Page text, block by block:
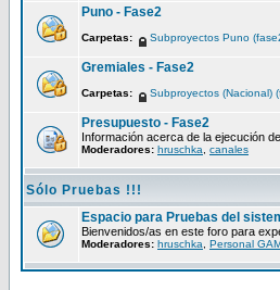
Puno - Fase2
Carpetas: Subproyectos Puno
Gremiales - Fase2
Carpetas: Subproyectos (Nacional)
Presupuesto - Fase2
Información acerca de la ejecución
Moderadores: hruschka canales
Sólo Pruebas !!!
Espacio para Pruebas del
Bienvenidos/as en este foro para
Moderadores: hruschka Personal